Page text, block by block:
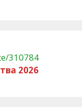
2026